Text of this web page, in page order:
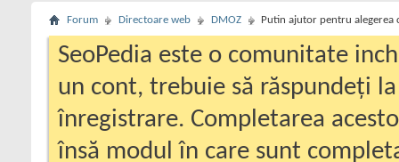
Forum Directoare web DMOZ Putin ajutor pentru alegerea
SeoPedia este o comunitate
un cont, trebuie să răspundeți
înregistrare. Completarea
însă modul în care sunt